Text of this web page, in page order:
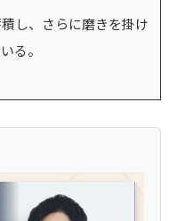
し、さらに磨きを掛け
る。